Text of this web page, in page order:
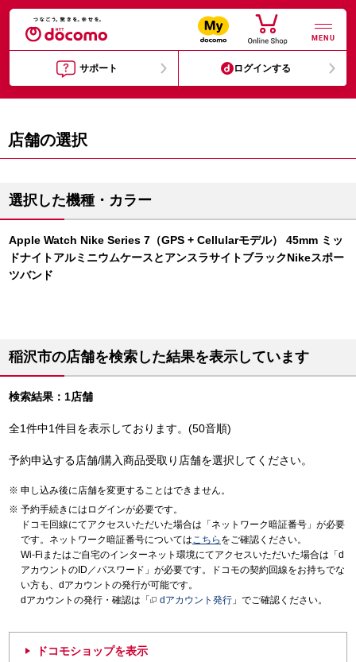
MENU
サポート ログインする
店舗の選択
選択した機種・カラー
Apple Watch Nike Series 7（GPS + Cellularモデル） 45mm ミッ
ドナイトアルミニウムケースとアンスラサイトブラックNikeスポー
ツバンド
稲沢市の店舗を検索した結果を表示しています
検索結果：1店舗
全1件中1件目を表示しております。(50音順)
予約申込する店舗/購入商品受取り店舗を選択してください。
申し込み後に店舗を変更することはできません。
予約手続きにはログインが必要です。
ドコモ回線にてアクセスいただいた場合は「ネットワーク暗証番号」が必要
です。ネットワーク暗証番号についてはこちら をご確認ください。
Wi-Fiまたはご自宅のインターネット環境にてアクセスいただいた場合は「d
アカウントのID／パスワード」が必要です。ドコモの契約回線をお持ちでな
い方も、dアカウントの発行が可能です。
dアカウントの発行・確認は「
dアカウント発行 」でご確認ください。
ドコモショップを表示